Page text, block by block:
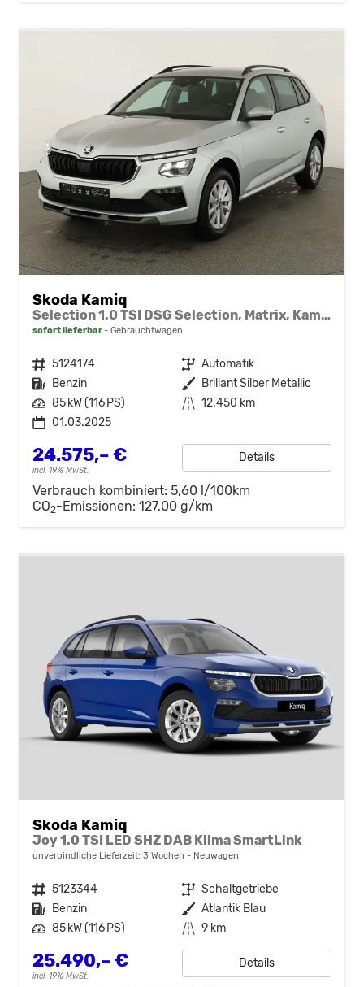
Skoda Kamiq
Selection 1.0 TSI DSG Selection, Matrix, Kamera, Winter, 16-Zoll, 4-J Garantie
sofort lieferbar Gebrauchtwagen
Fahrzeugnr. 5124174 Getriebe Automatik
Kraftstoff Benzin Außenfarbe Brillant Silber Metallic
Leistung 85 kW (116 PS) Kilometerstand 12.450 km
01.03.2025
24.575,– €
incl. 19% MwSt.
Details
Verbrauch kombiniert: 5,60 l/100km
CO2-Emissionen: 127,00 g/km
Skoda Kamiq
Joy 1.0 TSI LED SHZ DAB Klima SmartLink
unverbindliche Lieferzeit: 3 Wochen Neuwagen
Fahrzeugnr. 5123344 Getriebe Schaltgetriebe
Kraftstoff Benzin Außenfarbe Atlantik Blau
Leistung 85 kW (116 PS) Kilometerstand 9 km
25.490,– €
incl. 19% MwSt.
Details